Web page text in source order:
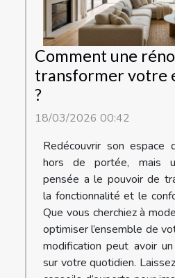
Comment une
transformer votre
?
18/03/2026 00:42
Redécouvrir son
hors de portée, mais
pensée a le pouvoir de
la fonctionnalité et le
Que vous cherchiez à
optimiser l’ensemble de
modification peut avoir
sur votre quotidien.